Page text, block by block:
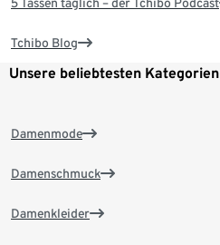
5 Tassen täglich – der Tchibo Podcast
Tchibo Blog
Unsere beliebtesten Kategorien
Damenmode
Damenschmuck
Damenkleider